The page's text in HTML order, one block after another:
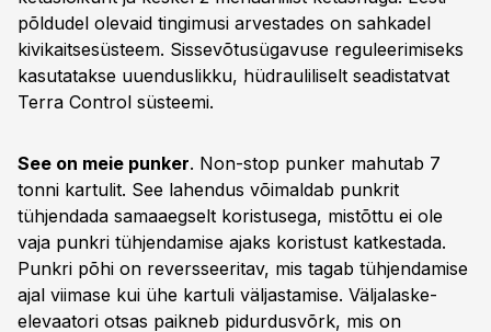
põldudel olevaid tingimusi arvestades on sahkadel
kivikaitsesüsteem. Sissevõtusügavuse reguleerimiseks
kasutatakse uuenduslikku, hüdrauliliselt seadistatvat
Terra Control süsteemi.
See on meie punker. Non-stop punker mahutab 7
tonni kartulit. See lahendus võimaldab punkrit
tühjendada samaaegselt koristusega, mistõttu ei ole
vaja punkri tühjendamise ajaks koristust katkestada.
Punkri põhi on reversseeritav, mis tagab tühjendamise
ajal viimase kui ühe kartuli väljastamise. Väljalaske-
elevaatori otsas paikneb pidurdusvõrk, mis on